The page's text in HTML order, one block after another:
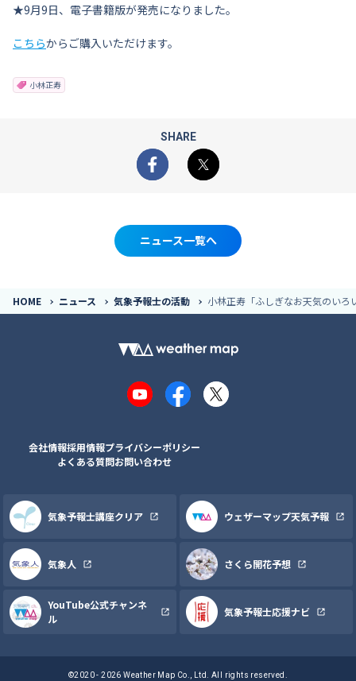
★9月9日、電子書籍版が発売になりました。
こちらからご購入いただけます。
小林正寿
SHARE
Facebook
X
ニュース一覧へ
HOME ニュース 気象予報士の活動 小林正寿「ふしぎなお天気のいろ
YouTubeFacebook
X
会社情報採用情報プライバシーポリシー
よくある質問お問い合わせ
気象予報士講座クリア ウェザーマップ天気予報
気象人 さくら開花予想
YouTube公式チャンネ
ル
気象予報士応援ナビ
©2020 - 2026 Weather Map Co., Ltd. All rights reserved.